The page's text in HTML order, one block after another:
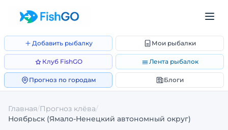
Добавить рыбалку Мои рыбалки
Клуб FishGO Лента рыбалок
Прогноз по городам Блоги
Главная/Прогноз клёва/
Ноябрьск (Ямало-Ненецкий автономный округ)